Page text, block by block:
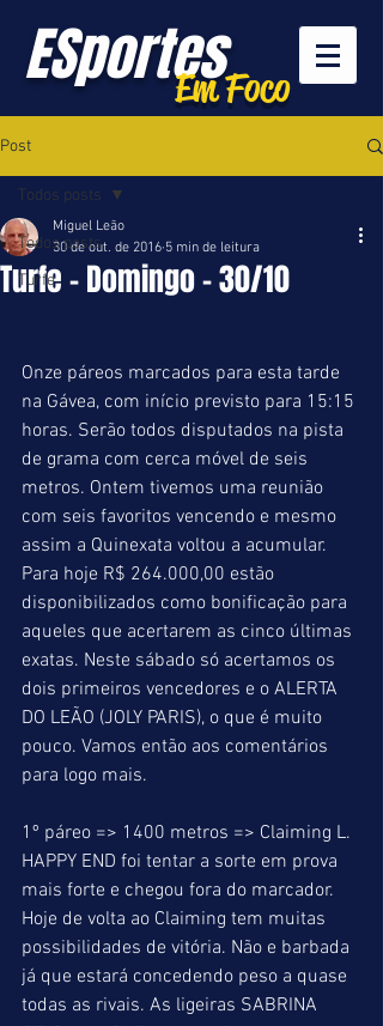
ESportesEm Foco
Post
Todos posts
Turfe
Todos posts
Turfe - Domingo - 30/10
Miguel Leão
30 de out. de 2016 5 min de leitura
Onze páreos marcados para esta tarde
na Gávea, com início previsto para 15:15
horas. Serão todos disputados na pista
de grama com cerca móvel de seis
metros. Ontem tivemos uma reunião
com seis favoritos vencendo e mesmo
assim a Quinexata voltou a acumular.
Para hoje R$ 264.000,00 estão
disponibilizados como bonificação para
aqueles que acertarem as cinco últimas
exatas. Neste sábado só acertamos os
dois primeiros vencedores e o ALERTA
DO LEÃO (JOLY PARIS), o que é muito
pouco. Vamos então aos comentários
para logo mais.
1º páreo => 1400 metros => Claiming L.
HAPPY END foi tentar a sorte em prova
mais forte e chegou fora do marcador.
Hoje de volta ao Claiming tem muitas
possibilidades de vitória. Não e barbada
já que estará concedendo peso a quase
todas as rivais. As ligeiras SABRINA